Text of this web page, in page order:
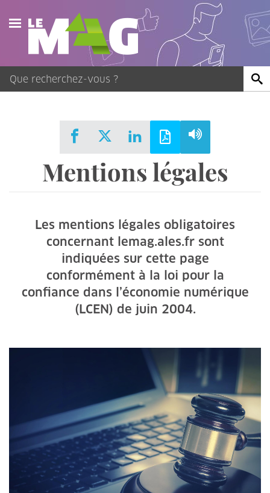
Actualités
Agenda
Publications
Contact
Mentions légales
Les mentions légales obligatoires
concernant lemag.ales.fr sont
indiquées sur cette page
conformément à la loi pour la
confiance dans l’économie numérique
(LCEN) de juin 2004.